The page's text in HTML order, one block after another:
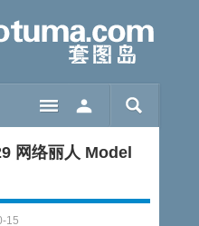
网络丽人 Model
15